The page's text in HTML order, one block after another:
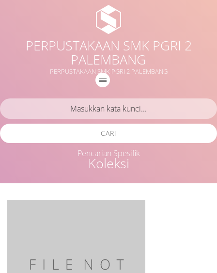
PERPUSTAKAAN SMK PGRI 2
PALEMBANG
PERPUSTAKAAN SMK PGRI 2 PALEMBANG
Koleksi
CARI
Pencarian Spesifik